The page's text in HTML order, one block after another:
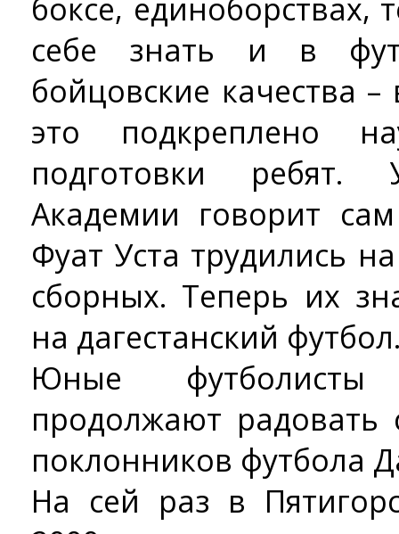
боксе, единоборствах,
себе знать и в
бойцовские качества
это подкреплено
подготовки ребят.
Академии говорит
Фуат Уста трудились
сборных. Теперь их
на дагестанский
Юные
продолжают радовать
поклонников футбола
На сей раз в